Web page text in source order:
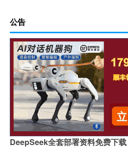
公告
DeepSeek全套部署资料免费下载